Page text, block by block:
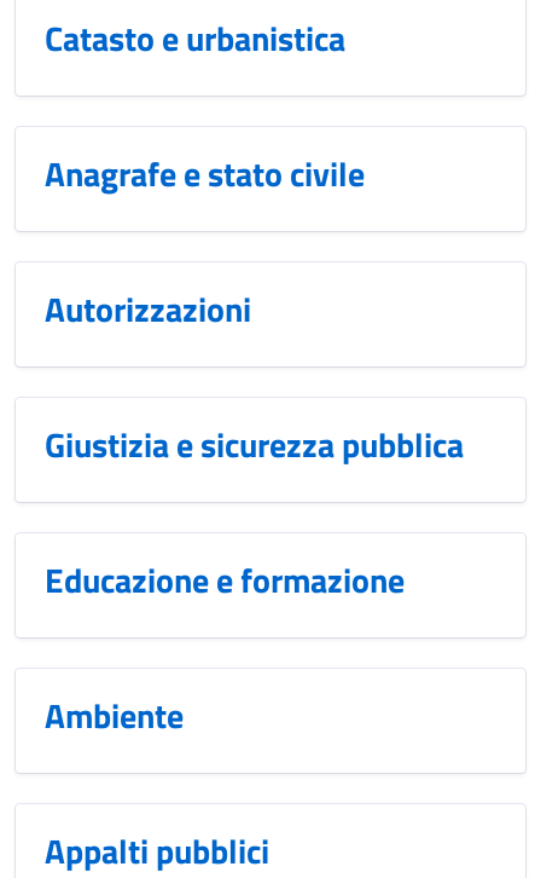
Catasto e urbanistica
Anagrafe e stato civile
Autorizzazioni
Giustizia e sicurezza pubblica
Educazione e formazione
Ambiente
Appalti pubblici